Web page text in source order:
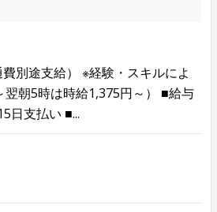
別途支給） ※経験・スキルによ
翌朝5時は時給1,375円～） ■給与
日支払い ■...